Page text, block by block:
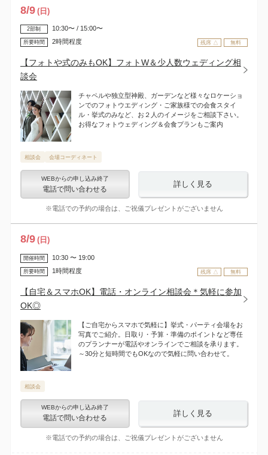
8/9 (日)
残席 △ 無料
2部制 10:30〜 / 15:00〜
所要時間 2時間程度
【フォトや式のみもOK】フォトW＆少人数ウェディング相
談会
チャペルや独立型神殿、ガーデンなど様々なロケーショ
ンでのフォトウエディング・ご家族様での会食スタイ
ル・挙式のみなど、お２人のイメージをご相談下さい。
お得なフォトウェディング＆会食プランもご案内
相談会 会場コーディネート
WEBからの申し込み終了
電話で問い合わせる
詳しく見る
※電話での予約の場合は、ご祝儀プレゼントがございません
8/9 (日)
残席 △ 無料
開催時間 10:30 〜 19:00
所要時間 1時間程度
【自宅＆スマホOK】電話・オンライン相談会＊気軽に参加
OK◎
【ご自宅からスマホで気軽に】挙式・パーティ会場をお
写真でご紹介。日取り・予算・準備のポイントなど専任
のプランナーが電話やオンラインでご相談を承ります。
～30分と短時間でもOKなので気軽に問い合わせて。
相談会
WEBからの申し込み終了
電話で問い合わせる
詳しく見る
※電話での予約の場合は、ご祝儀プレゼントがございません